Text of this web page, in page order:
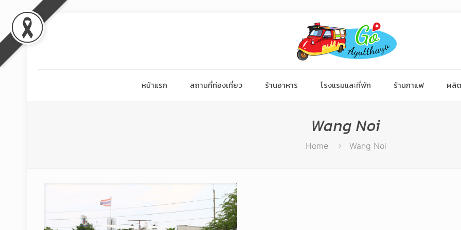
หน้าแรก สถานที่ท่องเที่ยว ร้านอาหาร โรงแรมและที่พัก ร้านกาแฟ ผลิ
Wang Noi
Home Wang Noi